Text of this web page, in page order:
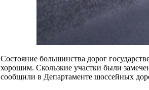
Состояние большинства дорог
хорошим. Скользкие участки были
сообщили в Департаменте шоссейных